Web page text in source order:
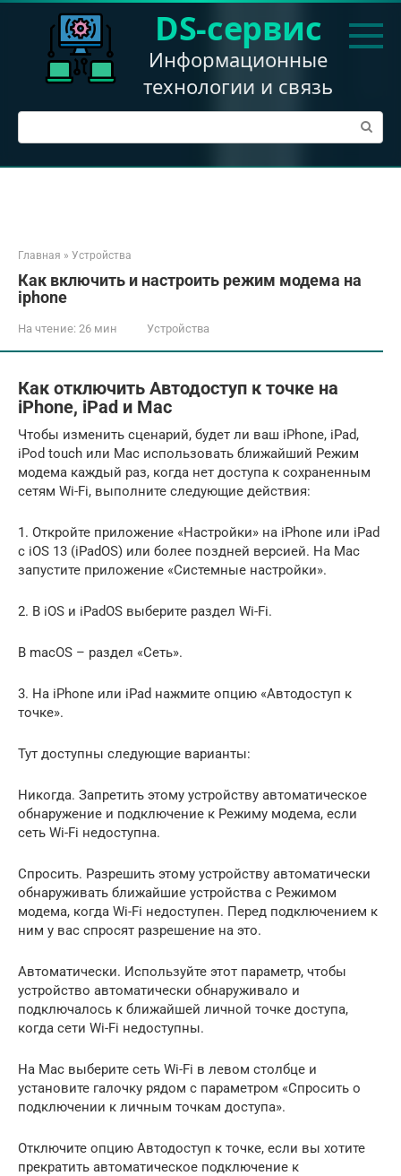
Перейти
DS-сервис
Информационные
технологии и связь
Поиск:
Главная » Устройства
Как включить и настроить режим модема на
iphone
На чтение: 26 мин Устройства
Как отключить Автодоступ к точке на
iPhone, iPad и Mac
Чтобы изменить сценарий, будет ли ваш iPhone, iPad,
iPod touch или Mac использовать ближайший Режим
модема каждый раз, когда нет доступа к сохраненным
сетям Wi-Fi, выполните следующие действия:
1. Откройте приложение «Настройки» на iPhone или iPad
с iOS 13 (iPadOS) или более поздней версией. На Mac
запустите приложение «Системные настройки».
2. В iOS и iPadOS выберите раздел Wi-Fi.
В macOS – раздел «Сеть».
3. На iPhone или iPad нажмите опцию «Автодоступ к
точке».
Тут доступны следующие варианты:
Никогда. Запретить этому устройству автоматическое
обнаружение и подключение к Режиму модема, если
сеть Wi-Fi недоступна.
Спросить. Разрешить этому устройству автоматически
обнаруживать ближайшие устройства с Режимом
модема, когда Wi-Fi недоступен. Перед подключением к
ним у вас спросят разрешение на это.
Автоматически. Используйте этот параметр, чтобы
устройство автоматически обнаруживало и
подключалось к ближайшей личной точке доступа,
когда сети Wi-Fi недоступны.
На Mac выберите сеть Wi-Fi в левом столбце и
установите галочку рядом с параметром «Спросить о
подключении к личным точкам доступа».
Отключите опцию Автодоступ к точке, если вы хотите
прекратить автоматическое подключение к